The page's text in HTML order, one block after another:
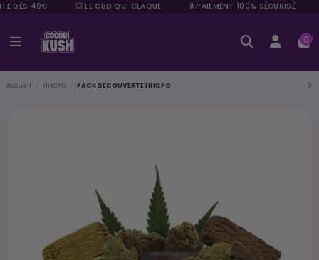
DÈS 49€ 💥 LE CBD QUI CLAQUE 🔒 PAIEMENT 100% SÉCURISÉ
0
Accueil HHCPO PACK DECOUVERTE HHCPO